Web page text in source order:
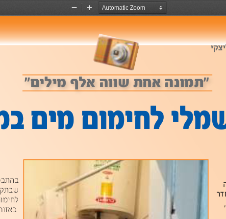
Zoom
Zoom
חימום מים
"תמונה אחת שווה אלף מילים"
םומיחל
רוזבא